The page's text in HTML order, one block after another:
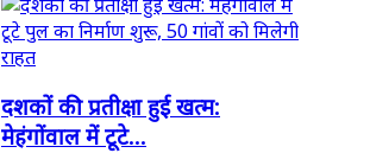
दशकों की प्रतीक्षा हुई खत्म:
मेहंगोंवाल में टूटे...